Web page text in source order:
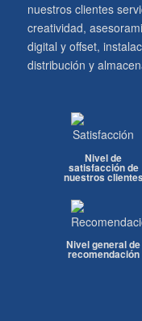
nuestros clientes
creatividad,
digital y offset,
distribución y
Nivel de
satisfacción de
nuestros clientes
Nivel general de
recomendación